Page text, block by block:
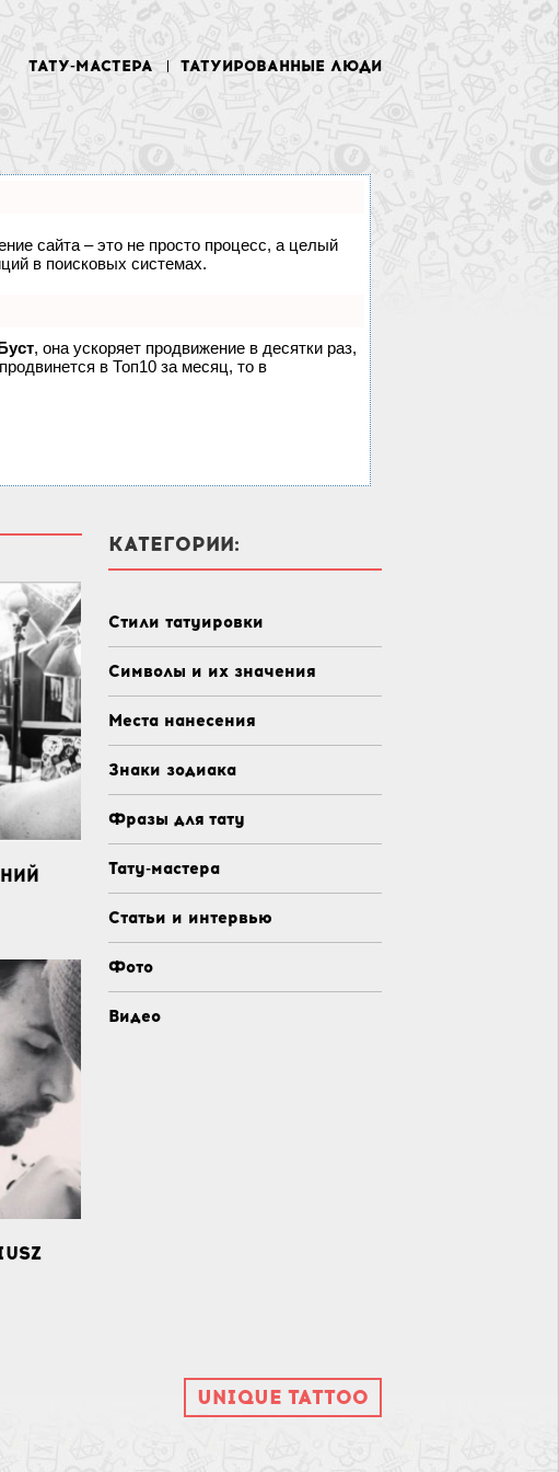
ТАТУИРОВАННЫЕ ЛЮДИ
ТАТУ-МАСТЕРА
сайта – это не просто процесс, а целый
в поисковых системах.
, она ускоряет продвижение в десятки раз,
в Топ10 за месяц, то в
КАТЕГОРИИ:
Стили татуировки
Символы и их значения
Места нанесения
Знаки зодиака
Фразы для тату
Тату-мастера
Статьи и интервью
Фото
Видео
UNIQUE TATTOO